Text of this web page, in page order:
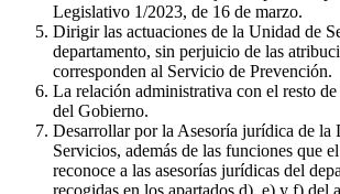
Legislativo 1/2023, de 16 de marzo.
Dirigir las actuaciones de la Unidad de
departamento, sin perjuicio de las
corresponden al Servicio de Prevención.
La relación administrativa con el resto de
del Gobierno.
Desarrollar por la Asesoría jurídica de la
Servicios, además de las funciones que
reconoce a las asesorías jurídicas del